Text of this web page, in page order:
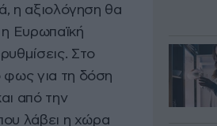
η αξιολόγηση θα
Ευρωπαϊκή
Στο
φως για τη δόση
από την
λάβει η χώρα